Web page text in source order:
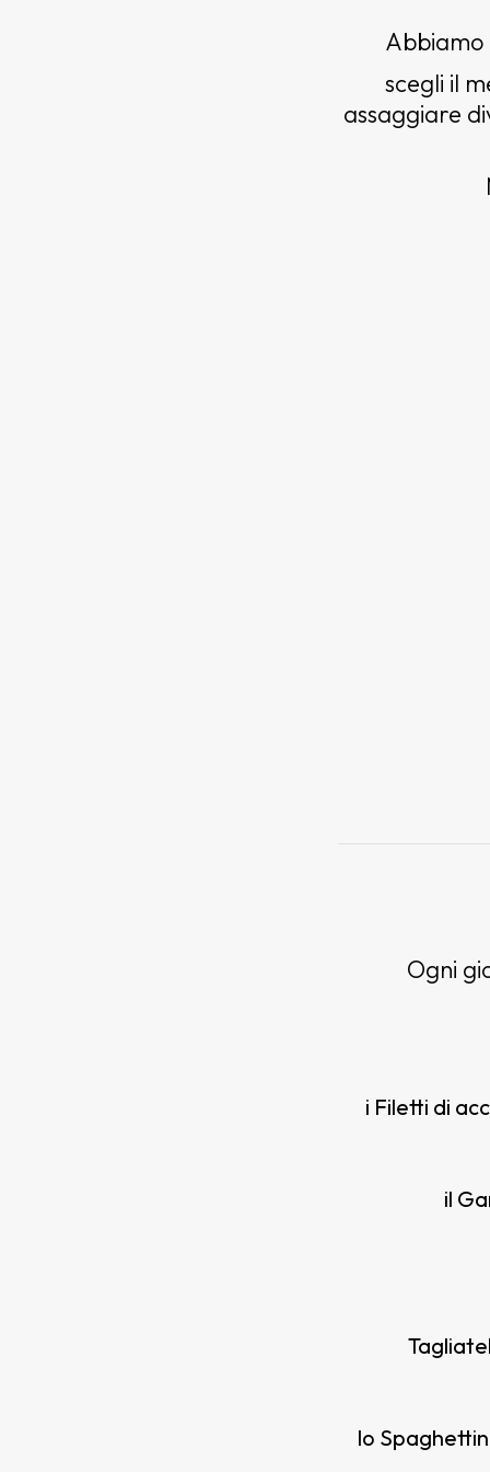
Abbiamo
scegli il
assaggiare
Ogni
i Filetti di
il
lo